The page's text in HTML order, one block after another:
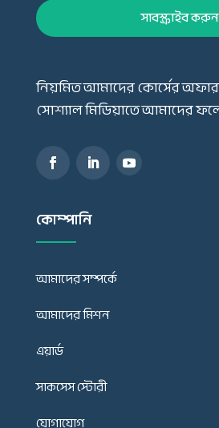
সাবস্ক্রাইব করুন
নিয়মিত আমাদের কোর্সের
সোশ্যাল মিডিয়াতে আমাদের
কোম্পানি
আমাদের সম্পর্কে
আমাদের মিশন
এয়ার্ড
সাকসেস স্টোরী
যোগাযোগ